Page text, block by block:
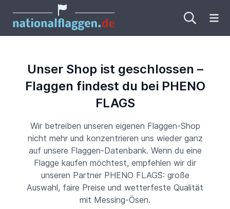
Unser Shop ist geschlossen –
Flaggen findest du bei PHENO
FLAGS
Wir betreiben unseren eigenen Flaggen-Shop
nicht mehr und konzentrieren uns wieder ganz
auf unsere Flaggen-Datenbank. Wenn du eine
Flagge kaufen möchtest, empfehlen wir dir
unseren Partner PHENO FLAGS: große
Auswahl, faire Preise und wetterfeste Qualität
mit Messing-Ösen.